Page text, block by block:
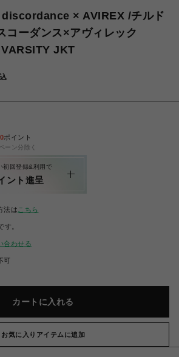
× AVIREX /チルド
コーダンス×アヴィレック
JKT
0ポイント
ーン分除く
初回登録&利用で
ント進呈
法は こちら
す。
合わせる
可
カートに入れる
お気に入りアイテムに追加